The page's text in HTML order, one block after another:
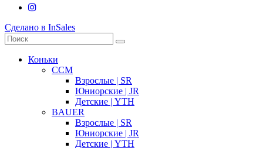
Сделано в InSales
Коньки
CCM
Взрослые | SR
Юниорские | JR
Детские | YTH
BAUER
Взрослые | SR
Юниорские | JR
Детские | YTH